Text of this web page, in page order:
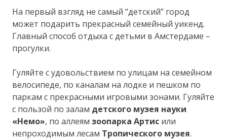
На первый взгляд не самый “детский” город
может подарить прекрасный семейный уикенд.
Главный способ отдыха с детьми в Амстердаме –
прогулки.
Гуляйте с удовольствием по улицам на семейном
велосипеде, по каналам на лодке и пешком по
паркам с прекрасными игровыми зонами. Гуляйте
с пользой по залам детского музея науки
«Немо», по аллеямзоопарка Артис или
непроходимым лесам Тропического музея.